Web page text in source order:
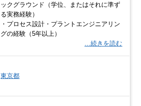
ックグラウンド（学位、またはそれに準ず
る実務経験）
・プロセス設計・プラントエンジニアリン
グの経験（5年以上）
…続きを読む
東京都